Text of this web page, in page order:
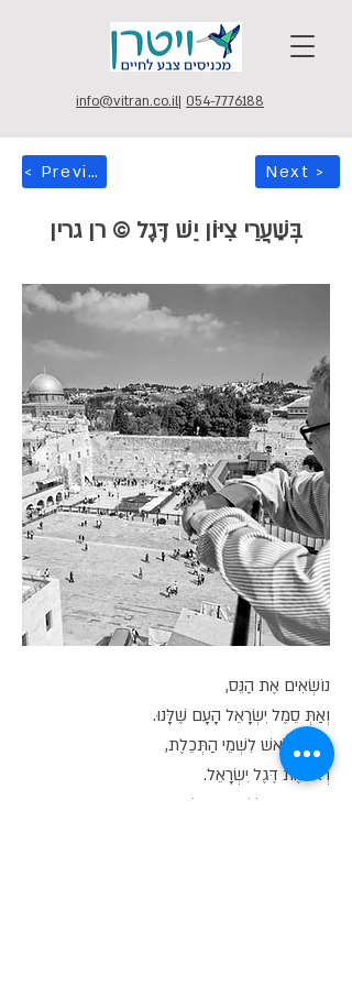
info@vitran.co.il| 054-7776188
< Previous Next >
בְּשַׁעֲרֵי צִיּוֹן יֵשׁ דֶּגֶל © רן גרין
נוֹשְׂאִים אֶת הַנֵּס,
וְאַתְּ סֵמֶל יִשְׂרָאֵל הָעָם שֶׁלָּנוּ.
הֵרִימוּ רֹאשׁ לִשְׁמֵי הַתְּכֵלֶת,
רְאוּ אֶת דֶּגֶל יִשְׂרָאֵל.
מָגֵן דָּוִד כָּחֹל בְּאֶמְצָעוֹ,